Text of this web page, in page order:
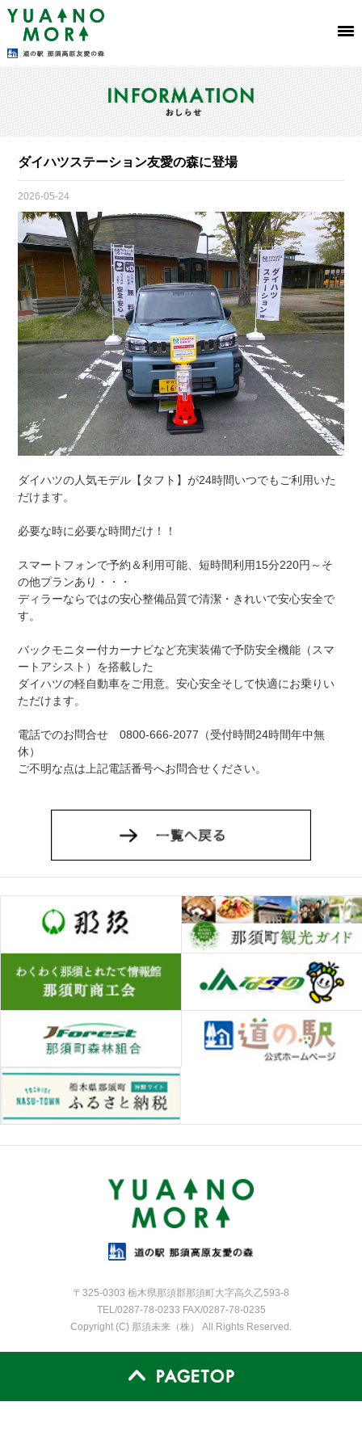
ダイハツステーション友愛の森に登場
2026-05-24
ダイハツの人気モデル【タフト】が24時間いつでもご利用いた
だけます。
必要な時に必要な時間だけ！！
スマートフォンで予約＆利用可能、短時間利用15分220円～そ
の他プランあり・・・
ディラーならではの安心整備品質で清潔・きれいで安心安全で
す。
バックモニター付カーナビなど充実装備で予防安全機能（スマ
ートアシスト）を搭載した
ダイハツの軽自動車をご用意。安心安全そして快適にお乗りい
ただけます。
電話でのお問合せ 0800-666-2077（受付時間24時間年中無
休）
ご不明な点は上記電話番号へお問合せください。
〒325-0303 栃木県那須郡那須町大字高久乙593-8
TEL/0287-78-0233 FAX/0287-78-0235
Copyright (C) 那須未来（株） All Rights Reserved.